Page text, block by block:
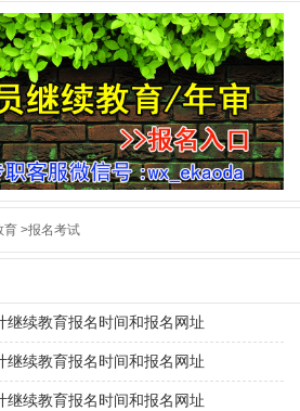
育 >报名考试
续教育报名时间和报名网址
续教育报名时间和报名网址
续教育报名时间和报名网址